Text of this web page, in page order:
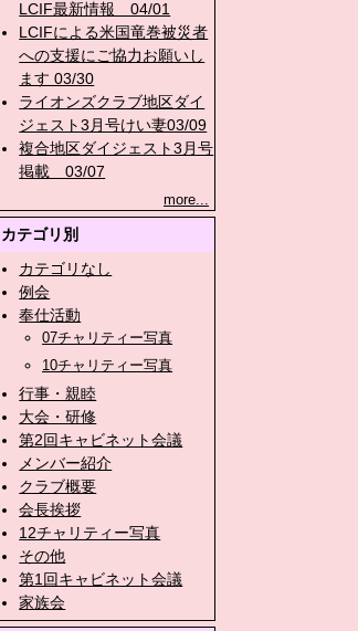
LCIF最新情報 04/01
LCIFによる米国竜巻被災者
への支援にご協力お願いし
ます 03/30
ライオンズクラブ地区ダイ
ジェスト3月号けい妻03/09
複合地区ダイジェスト3月号
掲載 03/07
more...
カテゴリ別
カテゴリなし
例会
奉仕活動
07チャリティー写真
10チャリティー写真
行事・親睦
大会・研修
第2回キャビネット会議
メンバー紹介
クラブ概要
会長挨拶
12チャリティー写真
その他
第1回キャビネット会議
家族会